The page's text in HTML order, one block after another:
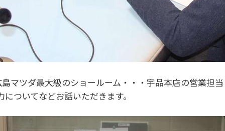
マツダ最大級のショールーム・・・宇品本店の営業担
ついてなどお話いただきます。